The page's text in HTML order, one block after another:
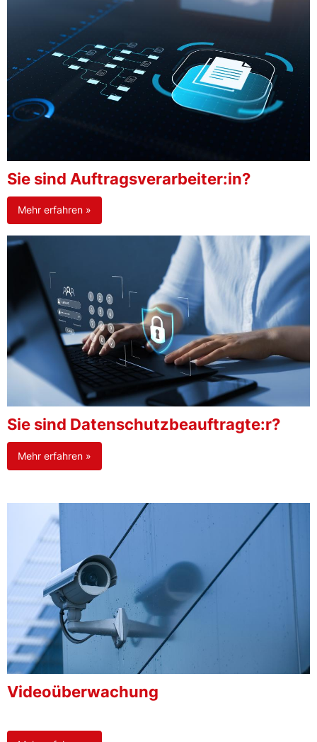
Sie sind Auftragsverarbeiter:in?
Mehr erfahren »
Sie sind Datenschutzbeauftragte:r?
Mehr erfahren »
Videoüberwachung